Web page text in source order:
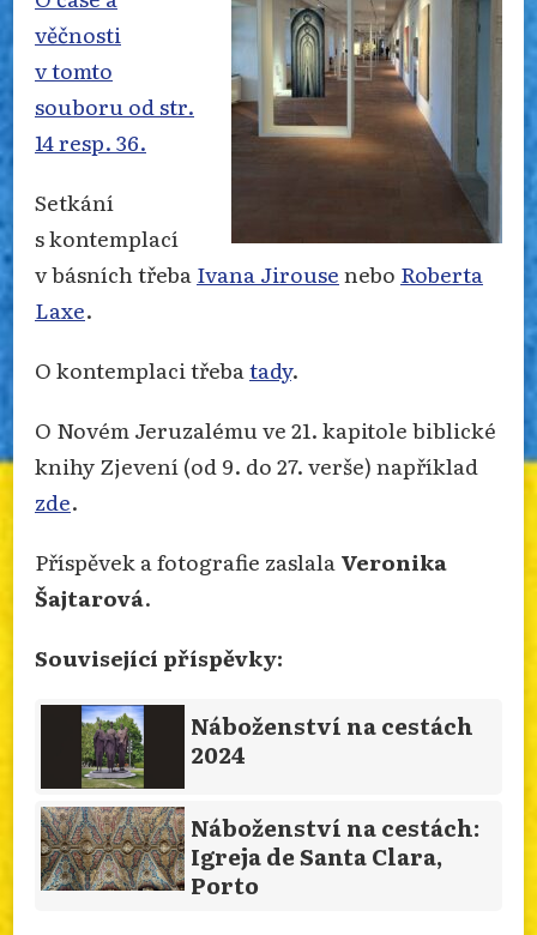
věčnosti
v tomto
souboru od str.
14 resp. 36.
Setkání
s kontemplací
v básních třebaIvana Jirousenebo Roberta
Laxe.
O kontemplaci třebatady.
O Novém Jeruzalému ve 21. kapitole biblické
knihy Zjevení (od 9. do 27. verše) například
zde.
Příspěvek a fotografie zaslalaVeronika
Šajtarová.
Související příspěvky:
Náboženství na cestách
2024
Náboženství na cestách:
Igreja de Santa Clara,
Porto